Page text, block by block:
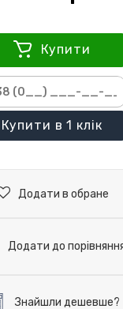
Купити
Купити в 1 клік
Додати в обране
Додати до
Знайшли дешевше?